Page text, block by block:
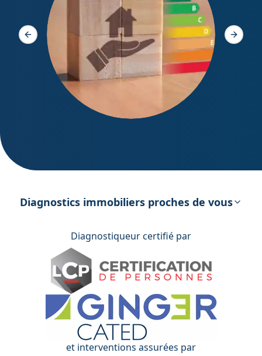
énergétique
Slide précédente Slide
Diagnostics immobiliers proches de vous
Diagnostiqueur certifié par
et interventions assurées par